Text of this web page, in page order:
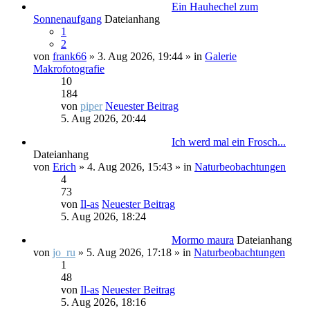
Ein Hauhechel zum
Sonnenaufgang Dateianhang
1
2
von frank66 » 3. Aug 2026, 19:44 » in Galerie
Makrofotografie
10
184
von piper Neuester Beitrag
5. Aug 2026, 20:44
Ich werd mal ein Frosch...
Dateianhang
von Erich » 4. Aug 2026, 15:43 » in Naturbeobachtungen
4
73
von Il-as Neuester Beitrag
5. Aug 2026, 18:24
Mormo maura Dateianhang
von jo_ru » 5. Aug 2026, 17:18 » in Naturbeobachtungen
1
48
von Il-as Neuester Beitrag
5. Aug 2026, 18:16